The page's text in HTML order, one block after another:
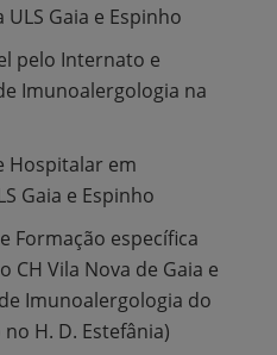
Gaia e Espinho
pelo Internato e
Imunoalergologia na
Hospitalar em
Gaia e Espinho
Formação específica
Vila Nova de Gaia e
Imunoalergologia do
H. D. Estefânia)